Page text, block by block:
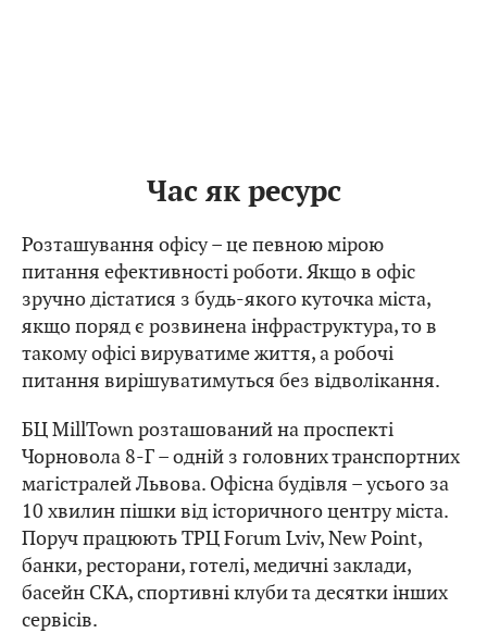
Час як ресурс
Розташування офісу – це певною мірою
питання ефективності роботи. Якщо в офіс
зручно дістатися з будь-якого куточка міста,
якщо поряд є розвинена інфраструктура, то в
такому офісі вируватиме життя, а робочі
питання вирішуватимуться без відволікання.
БЦ MillTown розташований на проспекті
Чорновола 8-Г – одній з головних транспортних
магістралей Львова. Офісна будівля – усього за
10 хвилин пішки від історичного центру міста.
Поруч працюють ТРЦ Forum Lviv, New Point,
банки, ресторани, готелі, медичні заклади,
басейн СКА, спортивні клуби та десятки інших
сервісів.